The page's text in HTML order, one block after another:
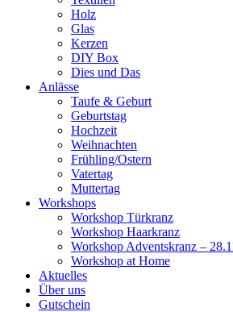
Holz
Glas
Kerzen
DIY Box
Dies und Das
Anlässe
Taufe & Geburt
Geburtstag
Hochzeit
Weihnachten
Frühling/Ostern
Vatertag
Muttertag
Workshops
Workshop Türkranz
Workshop Haarkranz
Workshop Adventskranz –
Workshop at Home
Aktuelles
Über uns
Gutschein